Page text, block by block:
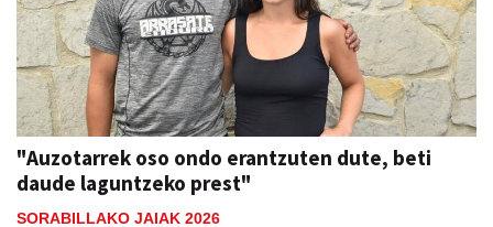
"Auzotarrek oso ondo erantzuten dute, beti
daude laguntzeko prest"
SORABILLAKO JAIAK 2026